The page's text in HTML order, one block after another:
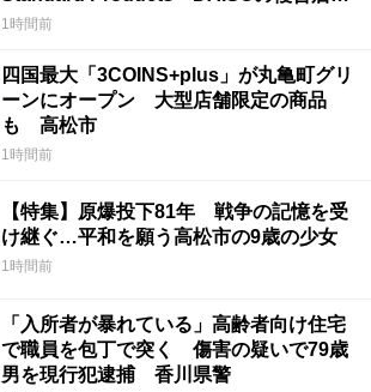
香川県初
1時間前
四国最大「3COINS+plus」が丸亀町グリ
ーンにオープン 大型店舗限定の商品
も 高松市
1時間前
【特集】原爆投下81年 戦争の記憶を受
け継ぐ…平和を願う高松市の9歳の少女
1時間前
「入所者が暴れている」高齢者向け住宅
で職員を包丁で突く 傷害の疑いで79歳
男を現行犯逮捕 香川県警